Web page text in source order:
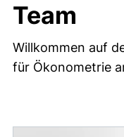
Team
Willkommen auf
für Ökonometrie